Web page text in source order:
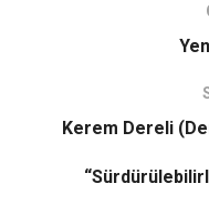
Kerem Dereli